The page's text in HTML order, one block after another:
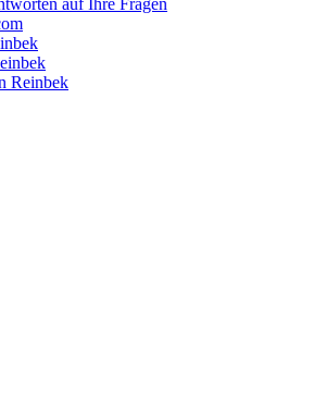
Reinbek